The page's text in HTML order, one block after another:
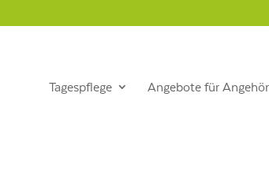
Tagespflege Angebote für